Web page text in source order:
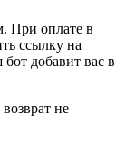
При оплате в
ссылку на
добавит вас в
не